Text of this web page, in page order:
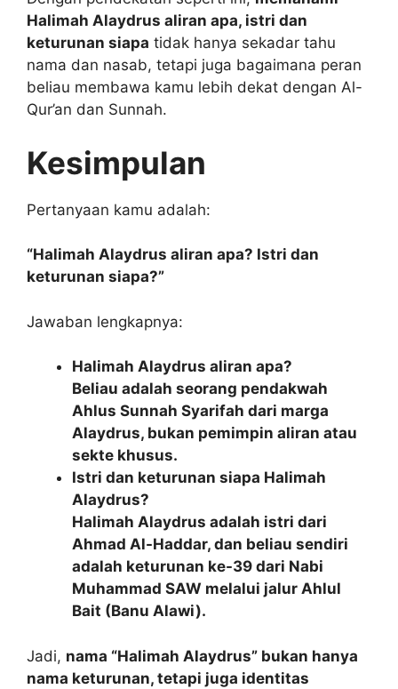
Halimah Alaydrus aliran apa, istri dan
keturunan siapa tidak hanya sekadar tahu
nama dan nasab, tetapi juga bagaimana peran
beliau membawa kamu lebih dekat dengan Al-
Qur’an dan Sunnah.
Kesimpulan
Pertanyaan kamu adalah:
“Halimah Alaydrus aliran apa? Istri dan
keturunan siapa?”
Jawaban lengkapnya:
Halimah Alaydrus aliran apa?
Beliau adalah seorang pendakwah
Ahlus Sunnah Syarifah dari marga
Alaydrus, bukan pemimpin aliran atau
sekte khusus.
Istri dan keturunan siapa Halimah
Alaydrus?
Halimah Alaydrus adalah istri dari
Ahmad Al-Haddar, dan beliau sendiri
adalah keturunan ke-39 dari Nabi
Muhammad SAW melalui jalur Ahlul
Bait (Banu Alawi).
Jadi, nama “Halimah Alaydrus” bukan hanya
nama keturunan, tetapi juga identitas